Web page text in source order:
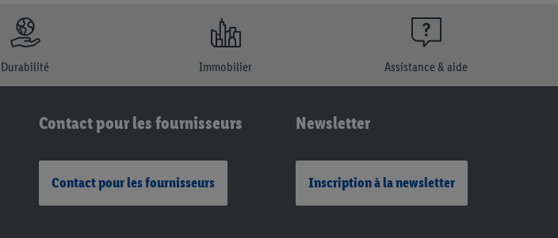
Durabilité Immobilier Assistance & aide
Contact pour les fournisseurs
Contact pour les fournisseurs
Newsletter
Inscription à la newsletter